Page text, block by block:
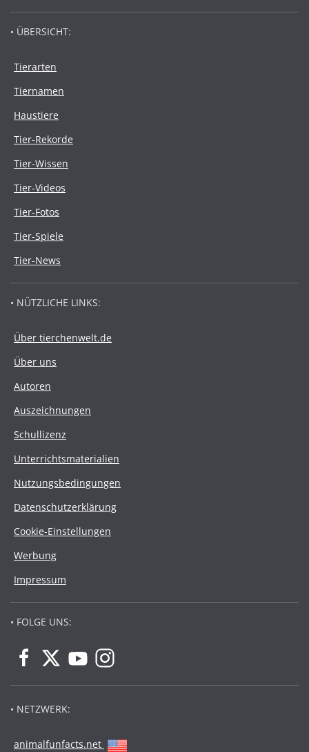
• ÜBERSICHT:
Tierarten
Tiernamen
Haustiere
Tier-Rekorde
Tier-Wissen
Tier-Videos
Tier-Fotos
Tier-Spiele
Tier-News
• NÜTZLICHE LINKS:
Über tierchenwelt.de
Über uns
Autoren
Auszeichnungen
Schullizenz
Unterrichtsmaterialien
Nutzungsbedingungen
Datenschutzerklärung
Cookie-Einstellungen
Werbung
Impressum
• FOLGE UNS:
• NETZWERK:
animalfunfacts.net